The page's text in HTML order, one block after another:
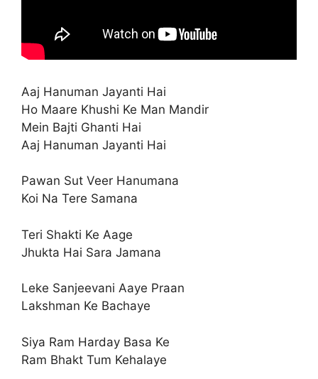
Aaj Hanuman Jayanti Hai
Ho Maare Khushi Ke Man Mandir
Mein Bajti Ghanti Hai
Aaj Hanuman Jayanti Hai
Pawan Sut Veer Hanumana
Koi Na Tere Samana
Teri Shakti Ke Aage
Jhukta Hai Sara Jamana
Leke Sanjeevani Aaye Praan
Lakshman Ke Bachaye
Siya Ram Harday Basa Ke
Ram Bhakt Tum Kehalaye